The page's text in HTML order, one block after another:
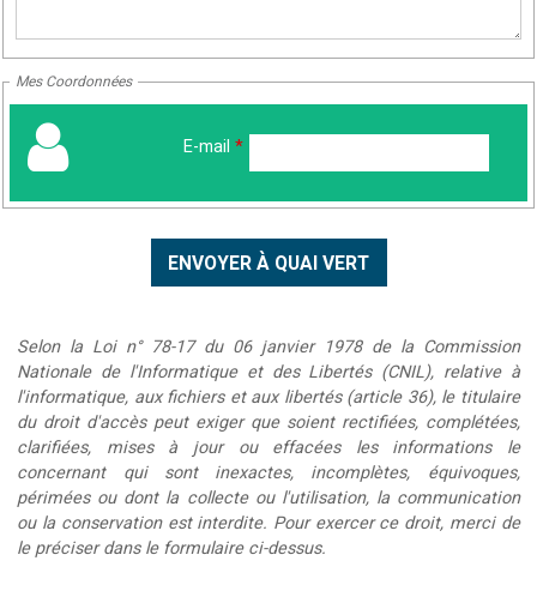
Mes Coordonnées
E-mail *
Selon la Loi n° 78-17 du 06 janvier 1978 de la Commission
Nationale de l'Informatique et des Libertés (CNIL), relative à
l'informatique, aux fichiers et aux libertés (article 36), le titulaire
du droit d'accès peut exiger que soient rectifiées, complétées,
clarifiées, mises à jour ou effacées les informations le
concernant qui sont inexactes, incomplètes, équivoques,
périmées ou dont la collecte ou l'utilisation, la communication
ou la conservation est interdite. Pour exercer ce droit, merci de
le préciser dans le formulaire ci-dessus.